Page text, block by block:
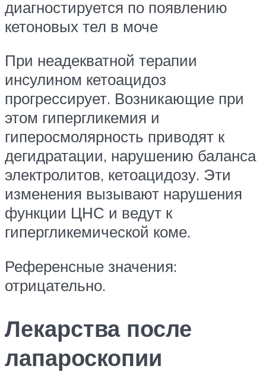
диагностируется по появлению
кетоновых тел в моче
При неадекватной терапии
инсулином кетоацидоз
прогрессирует. Возникающие при
этом гипергликемия и
гиперосмолярность приводят к
дегидратации, нарушению баланса
электролитов, кетоацидозу. Эти
изменения вызывают нарушения
функции ЦНС и ведут к
гипергликемической коме.
Референсные значения:
отрицательно.
Лекарства после
лапароскопии